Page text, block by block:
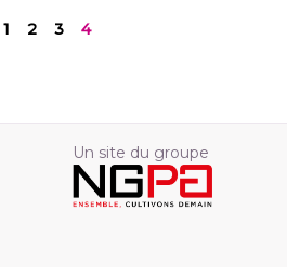
1 2 3 4
Un site du groupe